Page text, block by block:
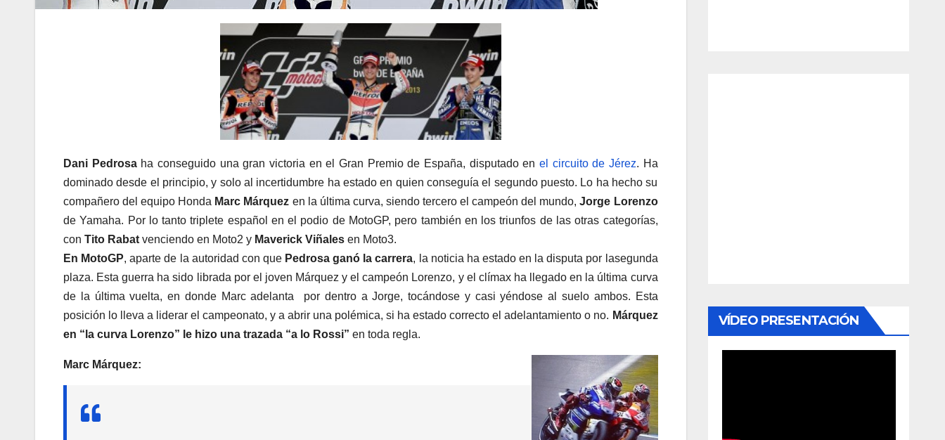
Dani Pedrosa ha conseguido una gran victoria en el Gran Premio de España, disputado en el circuito de Jérez. Ha
dominado desde el principio, y solo al incertidumbre ha estado en quien conseguía el segundo puesto. Lo ha hecho su
compañero del equipo Honda Marc Márquez en la última curva, siendo tercero el campeón del mundo,Jorge Lorenzo
de Yamaha. Por lo tanto triplete español en el podio de MotoGP, pero también en los triunfos de las otras categorías,
con Tito Rabat venciendo en Moto2 y Maverick Viñales en Moto3.
En MotoGP, aparte de la autoridad con que Pedrosa ganó la carrera, la noticia ha estado en la disputa por lasegunda
plaza. Esta guerra ha sido librada por el joven Márquez y el campeón Lorenzo, y el clímax ha llegado en la última curva
de la última vuelta, en donde Marc adelanta por dentro a Jorge, tocándose y casi yéndose al suelo ambos. Esta
posición lo lleva a liderar el campeonato, y a abrir una polémica, si ha estado correcto el adelantamiento o no. Márquez
en “la curva Lorenzo” le hizo una trazada “a lo Rossi” en toda regla.
Marc Márquez:
VÍDEO PRESENTACIÓN